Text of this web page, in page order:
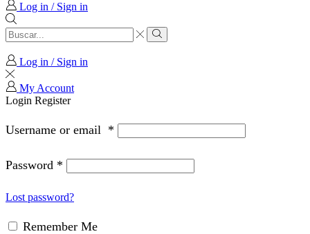
Log in / Sign in
Search
input
Search
Log in / Sign in
My Account
Login Register
Username or email *
Password *
Lost password?
Remember Me